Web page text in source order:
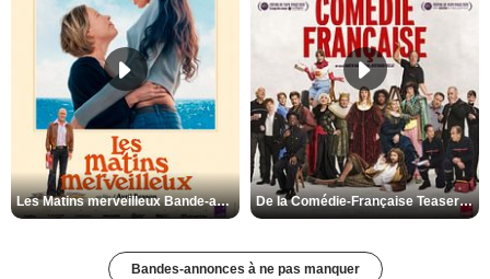
Les Matins merveilleux Bande-annonce VF De la Comédie-Française Teaser VF
Bandes-annonces à ne pas manquer